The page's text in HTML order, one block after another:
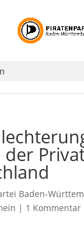
der
Baden-
| 1 Kommentar